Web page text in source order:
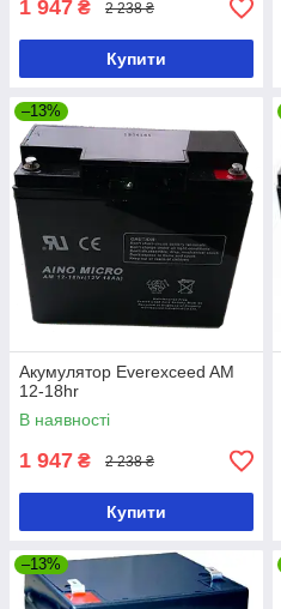
1 947 ₴ 2 238 ₴
Купити
–13%
Акумулятор Everexceed AM
12-18hr
В наявності
1 947 ₴ 2 238 ₴
Купити
–13%